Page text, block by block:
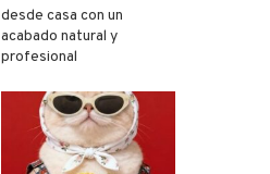
desde casa con un
acabado natural y
profesional